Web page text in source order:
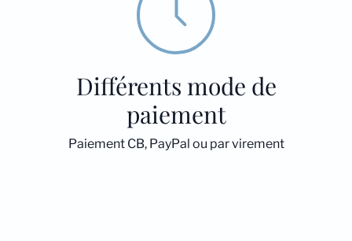
Différents mode de
paiement
Paiement CB, PayPal ou par virement